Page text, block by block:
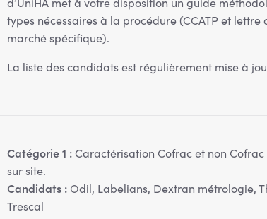
types nécessaires à la procédure (CCATP et
marché spécifique).
La liste des candidats est régulièrement mise à
Catégorie 1 :Caractérisation Cofrac et non
sur site.
Candidats :Odil, Labelians, Dextran métrologie,
Trescal